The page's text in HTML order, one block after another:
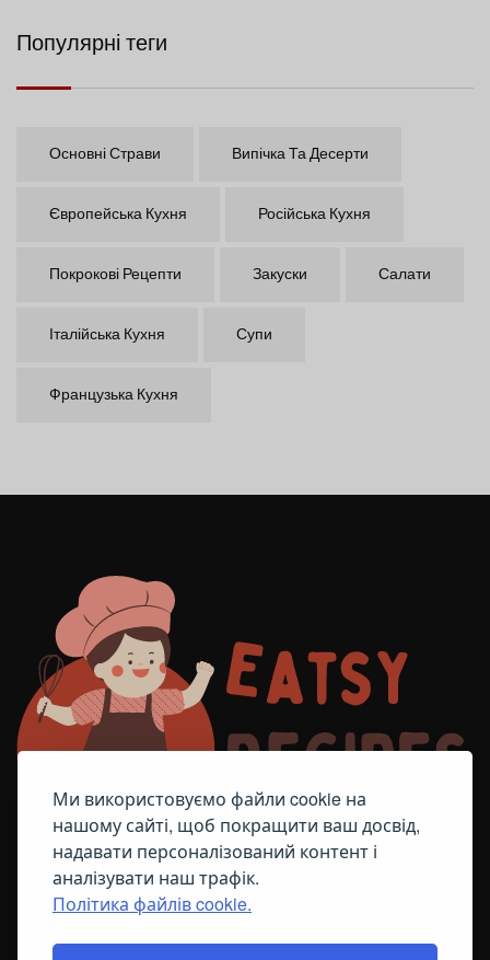
Ми використовуємо файли cookie на
нашому сайті, щоб покращити ваш досвід,
надавати персоналізований контент і
аналізувати наш трафік.
Політика файлів cookie.
Популярні теги
Основні Страви Випічка Та Десерти
Європейська Кухня Російська Кухня
Покрокові Рецепти Закуски Салати
Італійська Кухня Супи
Французька Кухня